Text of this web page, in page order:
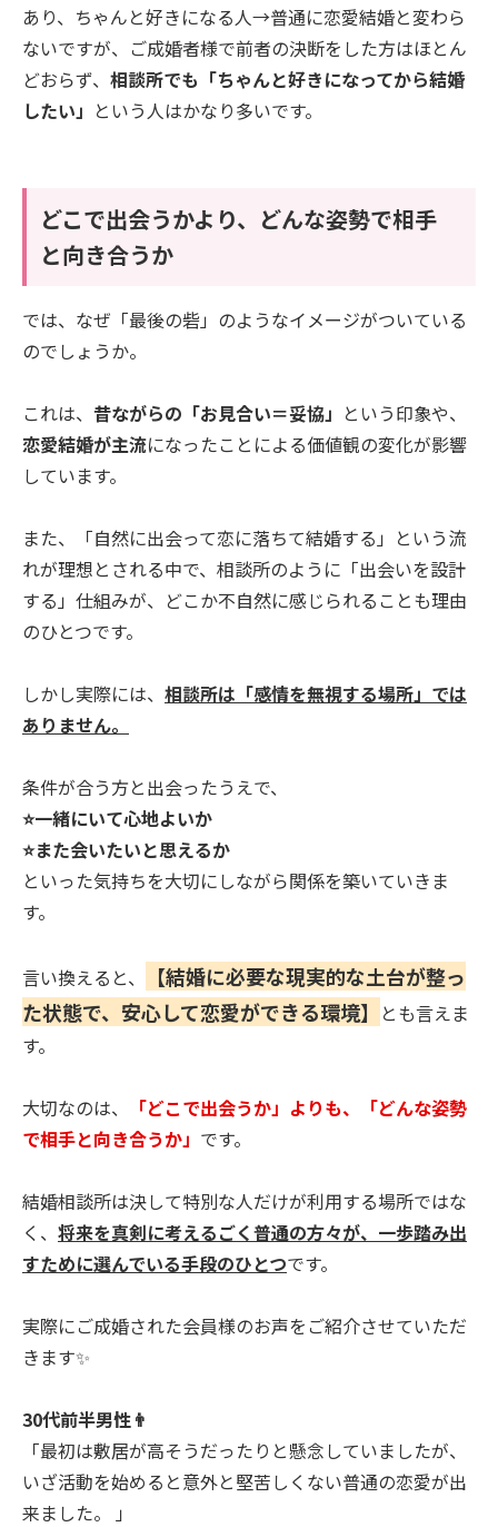
あり、ちゃんと好きになる人→普通に恋愛結婚と変わら
ないですが、ご成婚者様で前者の決断をした方はほとん
どおらず、 相談所でも「ちゃんと好きになってから結婚
したい」 という人はかなり多いです。
どこで出会うかより、どんな姿勢で相手
と向き合うか
では、なぜ「最後の砦」のようなイメージがついている
のでしょうか。
これは、 昔ながらの「お見合い＝妥協」 という印象や、
恋愛結婚が主流になったことによる価値観の変化が影響
しています。
また、「自然に出会って恋に落ちて結婚する」という流
れが理想とされる中で、相談所のように「出会いを設計
する」仕組みが、どこか不自然に感じられることも理由
のひとつです。
しかし実際には、 相談所は「感情を無視する場所」では
ありません。
条件が合う方と出会ったうえで、
⭐️一緒にいて心地よいか
⭐️また会いたいと思えるか
といった気持ちを大切にしながら関係を築いていきま
す。
言い換えると、
【結婚に必要な現実的な土台が整っ
た状態で、安心して恋愛ができる環境】
とも言えま
す。
大切なのは、
「どこで出会うか」よりも、「どんな姿勢
で相手と向き合うか」 です。
結婚相談所は決して特別な人だけが利用する場所ではな
く、 将来を真剣に考えるごく普通の方々が、一歩踏み出
すために選んでいる手段のひとつです。
実際にご成婚された会員様のお声をご紹介させていただ
きます✨
30代前半男性👨
「最初は敷居が高そうだったりと懸念していましたが、
いざ活動を始めると意外と堅苦しくない普通の恋愛が出
来ました。 」